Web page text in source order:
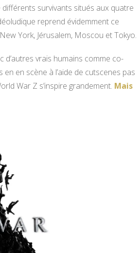
survivants situés aux quatre
reprend évidemment ce
York, Jérusalem, Moscou et Tokyo.
vrais humains comme co-
en scène à l’aide de cutscenes pas
War Z s’inspire grandement. Mais